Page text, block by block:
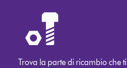
Trova la parte di ricambio che ti